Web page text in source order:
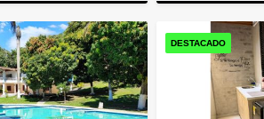
Venta
$550.000.000 DESTACADO